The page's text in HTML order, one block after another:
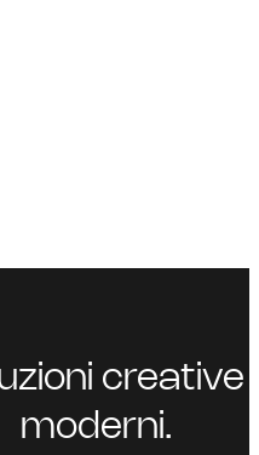
creative
moderni.